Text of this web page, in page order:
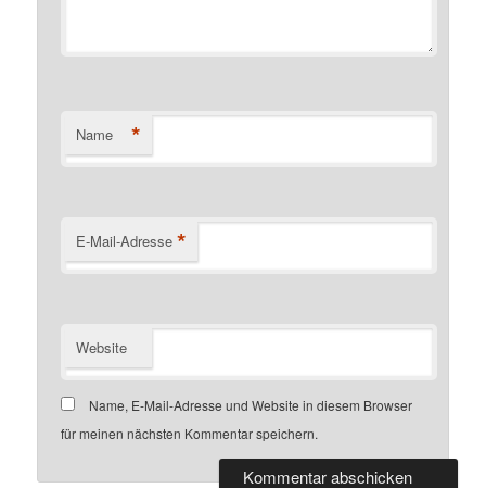
Name *
E-Mail-Adresse *
Website
Name, E-Mail-Adresse und Website in diesem Browser
für meinen nächsten Kommentar speichern.